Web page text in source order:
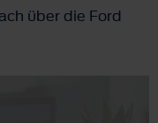
über die Ford